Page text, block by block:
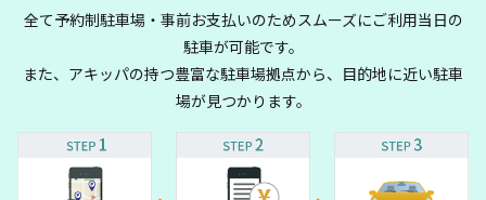
全て予約制駐車場・事前お支払いのためスムーズにご利用当日の
駐車が可能です。
また、アキッパの持つ豊富な駐車場拠点から、目的地に近い駐車
場が見つかります。